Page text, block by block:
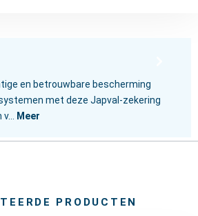
en betrouwbare bescherming
met deze Japval-zekering
v… Meer
PRODUCTEN